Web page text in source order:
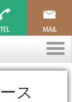
ス